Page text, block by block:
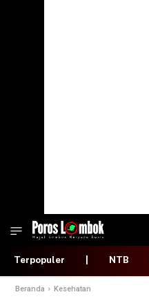
Terpopuler NTB
Beranda Kesehatan